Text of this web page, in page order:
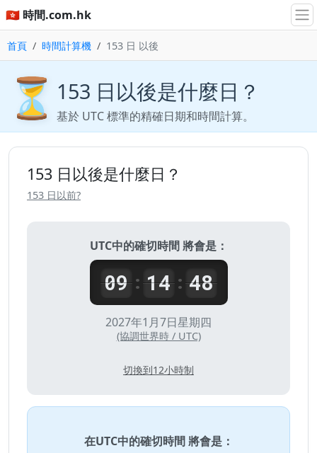
🇭🇰 時間.com.hk
首頁 時間計算機 153 日 以後
⏳ 153 日以後是什麼日？
基於 UTC 標準的精確日期和時間計算。
153 日以後是什麼日？
153 日以前?
UTC中的確切時間 將會是：
09: 14: 48
2027年1月7日星期四
(協調世界時 / UTC)
切換到12小時制
在UTC中的確切時間 將會是：